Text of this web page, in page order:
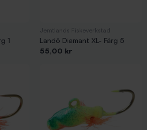
1
Landö Diamant XL- Färg 5
Pris
55,00 kr